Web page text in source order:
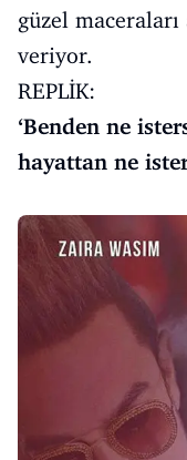
güzel
veriyor.
REPLİK:
‘Benden ne
hayattan ne